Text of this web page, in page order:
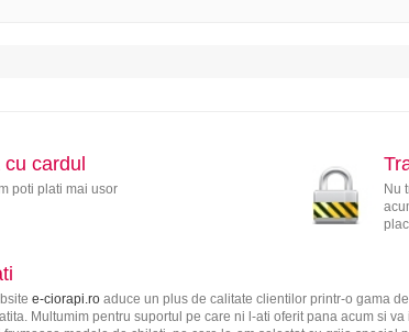
cu cardul
poti plati mai usor
Nu
e-ciorapi.roaduce un plus de calitate clientilor printr-o gama
Multumim pentru suportul pe care ni l-ati oferit pana acum si